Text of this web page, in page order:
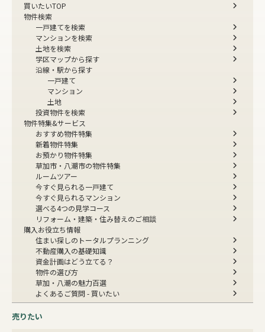
買いたいTOP
物件検索
一戸建てを検索
マンションを検索
土地を検索
学区マップから探す
沿線・駅から探す
一戸建て
マンション
土地
投資物件を検索
物件特集&サービス
おすすめ物件特集
新着物件特集
お預かり物件特集
草加市・八潮市の物件特集
ルームツアー
今すぐ見られる一戸建て
今すぐ見られるマンション
選べる4つの見学コース
リフォーム・建築・住み替えのご相談
購入お役立ち情報
住まい探しのトータルプランニング
不動産購入の基礎知識
資金計画はどう立てる？
物件の選び方
草加・八潮の魅力百選
よくあるご質問 - 買いたい
売りたい